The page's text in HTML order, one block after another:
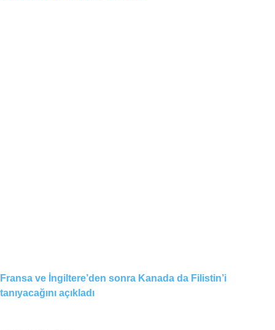
Fransa ve İngiltere’den sonra Kanada da Filistin’i
tanıyacağını açıkladı